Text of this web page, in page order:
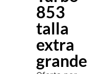
853
talla
extra
grande